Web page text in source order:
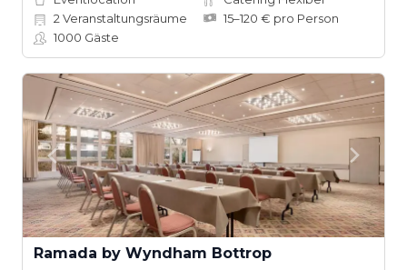
2 Veranstaltungsräume
15–120 € pro Person
1000 Gäste
Ramada by Wyndham Bottrop